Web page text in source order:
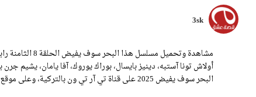
3sk
أولاش تونا آستبه، دينيز بايسال، بوراك يوروك، آفا يامان، يشيم
البحر سوف يفيض 2025 على قناة تي آر تي ون بالتركية، وعلى موقع قصة عشق بالعربية.